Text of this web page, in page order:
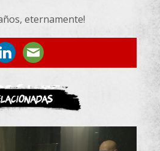
eternamente!